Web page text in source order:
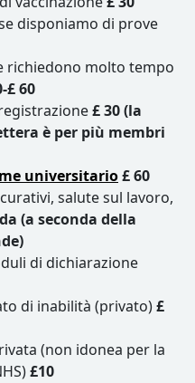
disponiamo di prove
richiedono molto tempo
£ 60
£ 30 (la
è per più membri
universitario£ 60
salute sul lavoro,
(a seconda della
di dichiarazione
di inabilità (privato)£
(non idonea per la
£10